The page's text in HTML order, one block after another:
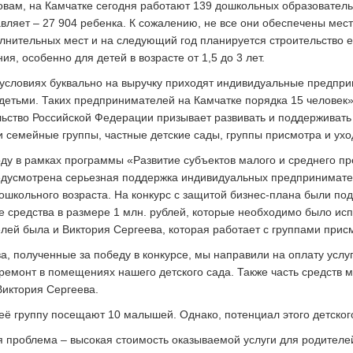
на Камчатке сегодня работают 139 дошкольных
– 27 904 ребенка. К сожалению, не все они обеспечены
мест и на следующий год планируется строительство
особенно для детей в возрасте от 1,5 до 3 лет.
буквально на выручку приходят индивидуальные
Таких предпринимателей на Камчатке порядка 15
Российской Федерации призывает развивать и
семейные группы, частные детские сады, группы присмотра и
в рамках программы «Развитие субъектов малого и среднего
серьезная поддержка индивидуальных
возраста. На конкурс с защитой бизнес-плана были
средства в размере 1 млн. рублей, которые необходимо было
была и Виктория Сергеева, которая работает с группами
полученные за победу в конкурсе, мы направили на оплату
в помещениях нашего детского сада. Также часть
Сергеева.
группу посещают 10 малышей. Однако, потенциал этого
проблема – высокая стоимость оказываемой услуги для